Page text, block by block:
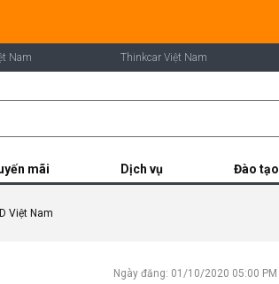
Nam Thinkcar Việt Nam
mãi Dịch vụ Đào tạo
Việt Nam
Ngày đăng: 01/10/2020 05:00 PM